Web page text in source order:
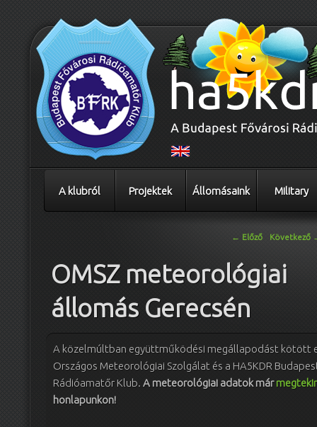
A klubról Projektek Állomásaink Military
← Előző Következő
OMSZ meteorológiai
állomás Gerecsén
A közelmúltban együttműködési megállapodást kötött
Országos Meteorológiai Szolgálat és a HA5KDR
Rádióamatőr Klub. A meteorológiai adatok már
honlapunkon!